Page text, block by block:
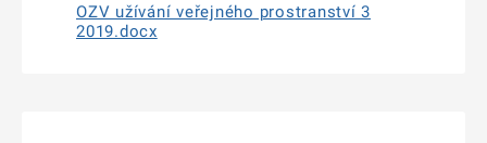
OZV užívání veřejného prostranství 3
2019.docx